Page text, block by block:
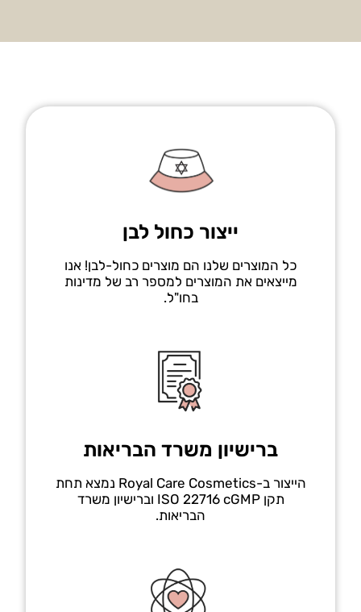
ייצור כחול לבן
כל המוצרים שלנו הם מוצרים כחול-לבן! אנו
מייצאים את המוצרים למספר רב של מדינות
בחו"ל.
ברישיון משרד הבריאות
הייצור ב-Royal Care Cosmetics נמצא תחת
תקן ISO 22716 cGMP וברישיון משרד
הבריאות.